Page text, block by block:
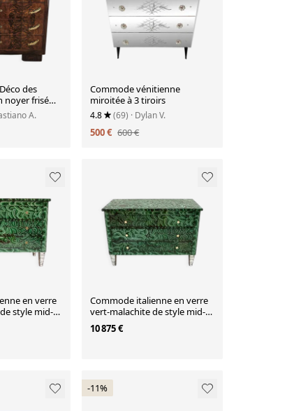
des
noyer frisé
noir.
A.
Commode vénitienne
miroitée à 3 tiroirs
4.8 (69) · Dylan V.
500 € 600 €
en verre
style mid-
Commode italienne en verre
vert-malachite de style mid-
century modern
10 875 €
-11%